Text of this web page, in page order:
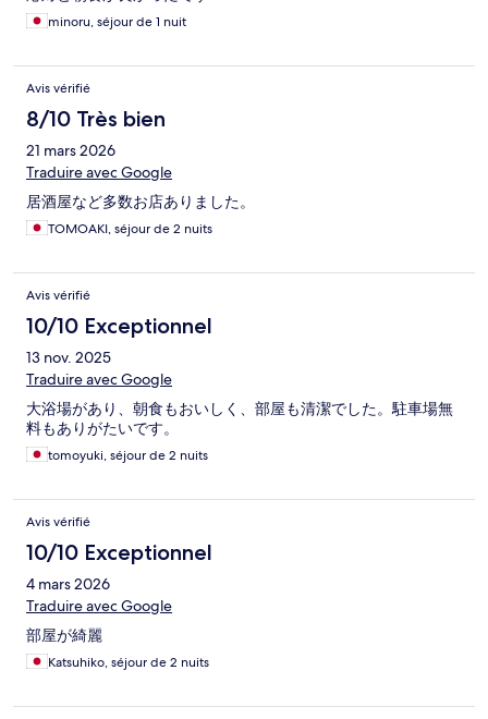
minoru, séjour de 1 nuit
Avis vérifié
8/10 Très bien
21 mars 2026
Traduire avec Google
居酒屋など多数お店ありました。
TOMOAKI, séjour de 2 nuits
Avis vérifié
10/10 Exceptionnel
13 nov. 2025
Traduire avec Google
大浴場があり、朝食もおいしく、部屋も清潔でした。駐車場無
料もありがたいです。
tomoyuki, séjour de 2 nuits
Avis vérifié
10/10 Exceptionnel
4 mars 2026
Traduire avec Google
部屋が綺麗
Katsuhiko, séjour de 2 nuits